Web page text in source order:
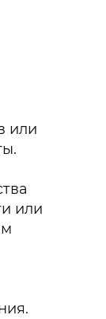
или
или